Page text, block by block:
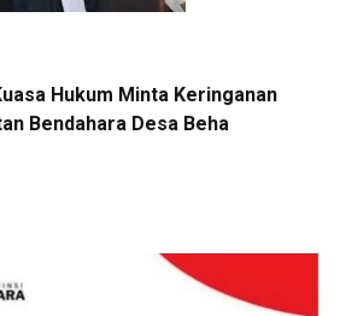
Hukum Minta Keringanan
Bendahara Desa Beha